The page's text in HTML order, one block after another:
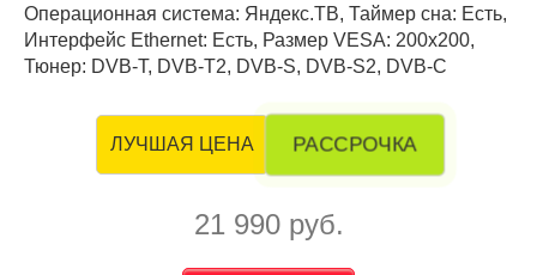
Операционная система: Яндекс.ТВ, Таймер сна: Есть,
Интерфейс Ethernet: Есть, Размер VESA: 200x200,
Тюнер: DVB-T, DVB-T2, DVB-S, DVB-S2, DVB-C
ЛУЧШАЯ ЦЕНА РАССРОЧКА
21 990 руб.